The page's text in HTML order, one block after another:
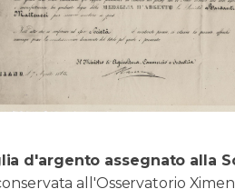
d'argento assegnato alla
all'Osservatorio